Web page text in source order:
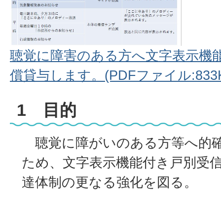
聴覚に障害のある方へ文字表示機
償貸与します。(PDFファイル
1 目的
聴覚に障がいのある方等へ的
ため、文字表示機能付き戸別受
達体制の更なる強化を図る。